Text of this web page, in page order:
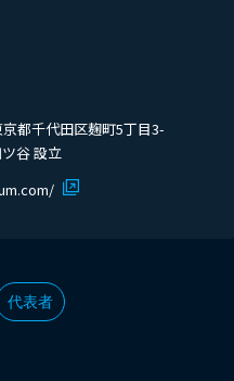
都千代田区麹町5丁目3-
谷 設立
代表者